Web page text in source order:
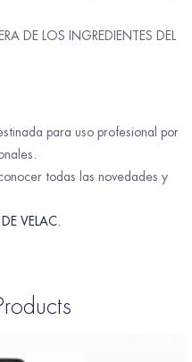
DE LOS INGREDIENTES DEL
para uso profesional por
todas las novedades y
VELAC.